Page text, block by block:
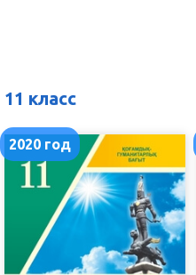
11 класс
2020 год